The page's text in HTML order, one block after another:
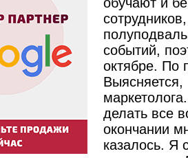
событий,
октябре. По
Выясняется,
делать все
окончании
казалось. Я